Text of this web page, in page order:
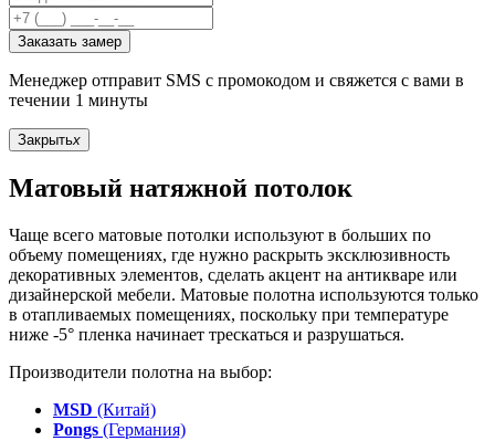
Заказать замер
Менеджер отправит SMS с промокодом и свяжется с вами в
течении 1 минуты
Закрытьx
Матовый натяжной потолок
Чаще всего матовые потолки используют в больших по
объему помещениях, где нужно раскрыть эксклюзивность
декоративных элементов, сделать акцент на антикваре или
дизайнерской мебели. Матовые полотна используются только
в отапливаемых помещениях, поскольку при температуре
ниже -5° пленка начинает трескаться и разрушаться.
Производители полотна на выбор:
MSD (Китай)
Pongs (Германия)